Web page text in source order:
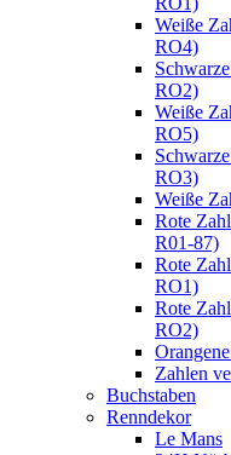
Weiße
RO4)
RO2)
Weiße
RO5)
RO3)
Weiße
Rote
R01-87)
Rote
RO1)
Rote
RO2)
Zahlen
Buchstaben
Renndekor
Le Mans